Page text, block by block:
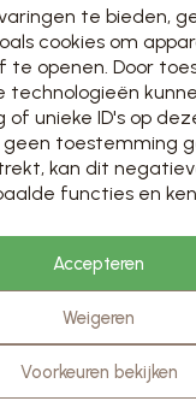
te bieden,
cookies om
te openen. Door
technologieën
of unieke ID's op
geen toestemming
kan dit
functies en
Accepteren
Weigeren
Voorkeuren bekijken
7/7 DE 10H À
OP 31/12
op de kalender
en
- website scalp.agency